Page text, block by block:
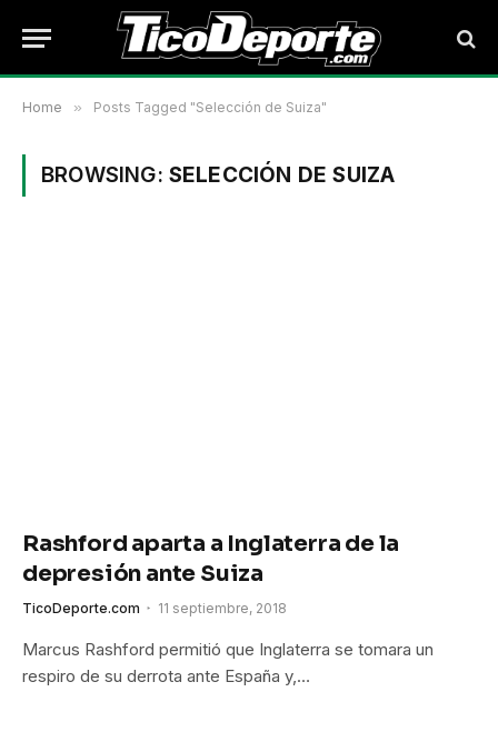
Home » Posts Tagged "Selección de Suiza"
BROWSING: SELECCIÓN DE SUIZA
Rashford aparta a Inglaterra de la
depresión ante Suiza
TicoDeporte.com 11 septiembre, 2018
Marcus Rashford permitió que Inglaterra se tomara un
respiro de su derrota ante España y,…